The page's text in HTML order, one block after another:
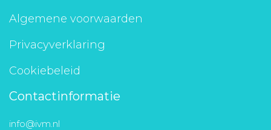
Algemene voorwaarden
Privacyverklaring
Cookiebeleid
Contactinformatie
info@ivm.nl